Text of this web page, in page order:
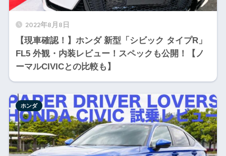
2022年8月8日
【現車確認！】ホンダ 新型「シビック タイプR」
FL5 外観・内装レビュー！スペックも公開！【ノ
ーマルCIVICとの比較も】
ホンダ